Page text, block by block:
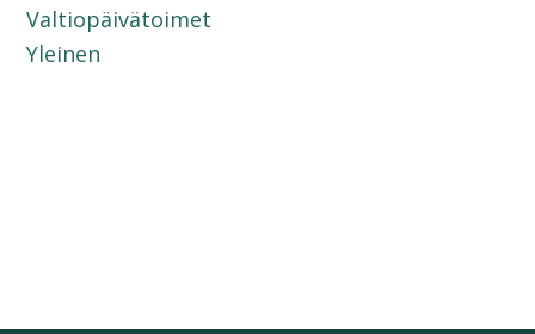
Valtiopäivätoimet
Yleinen